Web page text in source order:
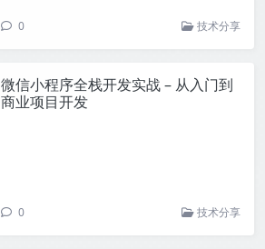
0 技术分享
微信小程序全栈开发实战 – 从入门到
商业项目开发
0 技术分享